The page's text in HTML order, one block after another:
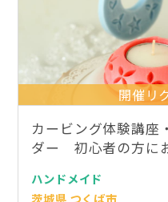
開催リ
カービング体験講座
ダー 初心者の方に
ハンドメイド
茨城県 つくば市